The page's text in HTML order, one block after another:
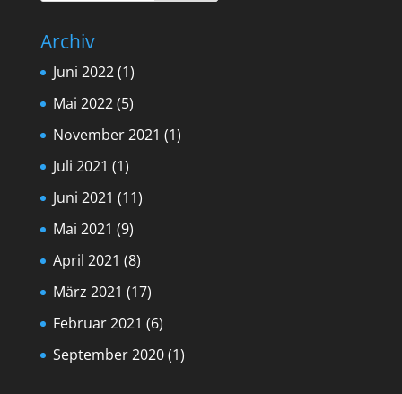
Archiv
Juni 2022(1)
Mai 2022(5)
November 2021 (1)
Juli 2021 (1)
Juni 2021 (11)
Mai 2021 (9)
April 2021 (8)
März 2021 (17)
Februar 2021 (6)
September 2020(1)